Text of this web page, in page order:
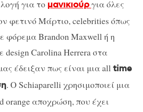
για το μανικιούργια όλες
φετινό Μάρτιο, celebrities όπως
φόρεμα Brandon Maxwell ή η
design Carolina Herrera στα
έδειξαν πως είναι μια all time
. Ο Schiaparelli χρησιμοποιεί μια
orange αποχρώση, που έχει